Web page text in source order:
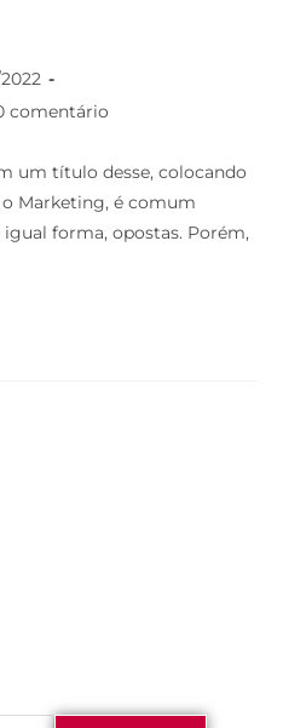
comentário
um título desse, colocando
Marketing, é comum
forma, opostas. Porém,